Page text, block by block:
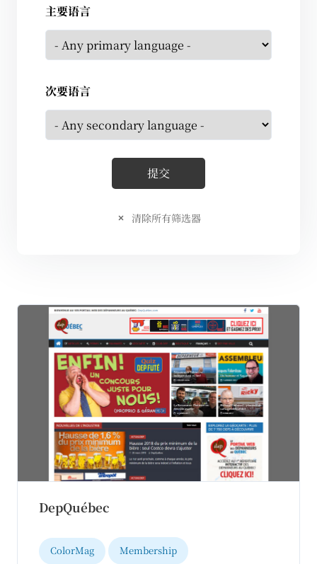
主要语言
次要语言
清除所有筛选器
DepQuébec
ColorMag Membership